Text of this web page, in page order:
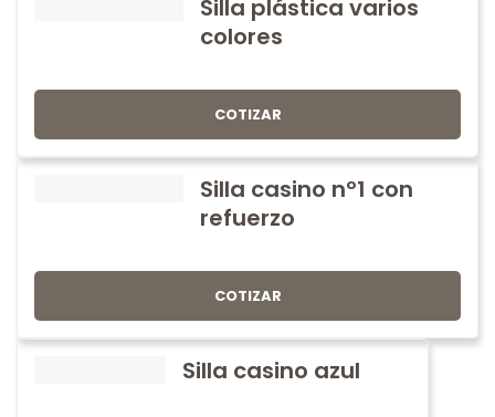
Silla plástica varios
colores
COTIZAR
Silla casino nº1 con
refuerzo
COTIZAR
Silla casino azul